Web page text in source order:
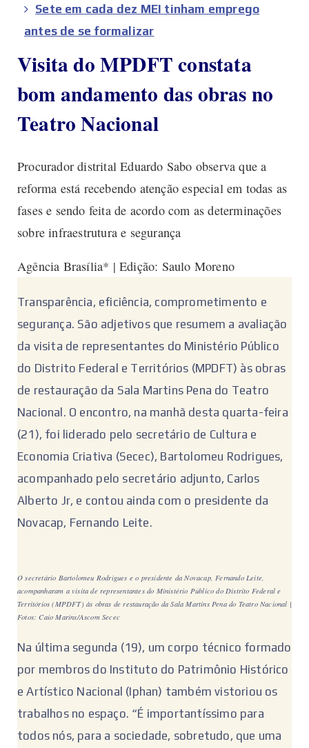
Sete em cada dez MEI tinham emprego
antes de se formalizar
Visita do MPDFT constata
bom andamento das obras no
Teatro Nacional
Procurador distrital Eduardo Sabo observa que a
reforma está recebendo atenção especial em todas as
fases e sendo feita de acordo com as determinações
sobre infraestrutura e segurança
Agência Brasília* | Edição: Saulo Moreno
Transparência, eficiência, comprometimento e
segurança. São adjetivos que resumem a avaliação
da visita de representantes do Ministério Público
do Distrito Federal e Territórios (MPDFT) às obras
de restauração da Sala Martins Pena do Teatro
Nacional. O encontro, na manhã desta quarta-feira
(21), foi liderado pelo secretário de Cultura e
Economia Criativa (Secec), Bartolomeu Rodrigues,
acompanhado pelo secretário adjunto, Carlos
Alberto Jr, e contou ainda com o presidente da
Novacap, Fernando Leite.
O secretário Bartolomeu Rodrigues e o presidente da Novacap, Fernando Leite,
acompanharam a visita de representantes do Ministério Público do Distrito Federal e
Territórios (MPDFT) às obras de restauração da Sala Martins Pena do Teatro Nacional |
Fotos: Caio Marins/Ascom Secec
Na última segunda (19), um corpo técnico formado
por membros do Instituto do Patrimônio Histórico
e Artístico Nacional (Iphan) também vistoriou os
trabalhos no espaço. “É importantíssimo para
todos nós, para a sociedade, sobretudo, que uma